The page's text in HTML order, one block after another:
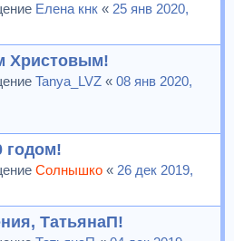
Елена кнк « 25 янв 2020,
Христовым!
Tanya_LVZ « 08 янв 2020,
годом!
Солнышко « 26 дек 2019,
ТатьянаП!